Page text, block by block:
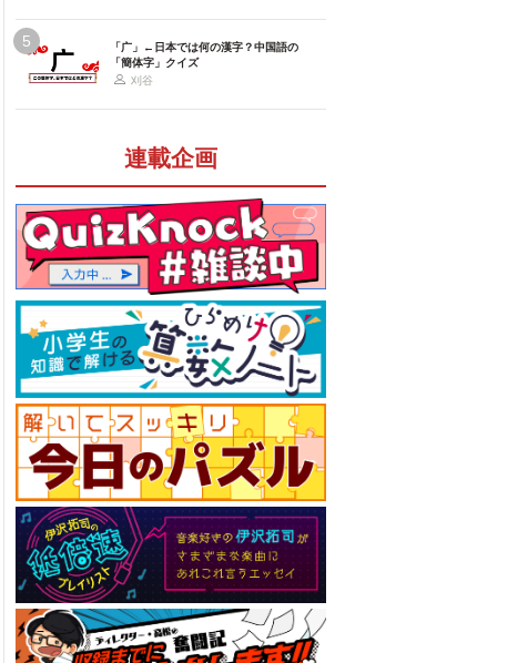
5
「广」←日本では何の漢字？中国語の
「簡体字」クイズ
刈谷
連載企画